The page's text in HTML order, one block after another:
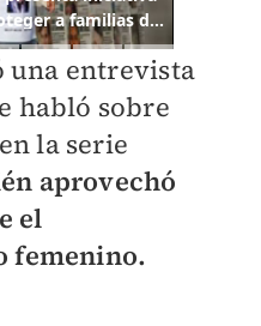
una entrevista
habló sobre
la serie
aprovechó
el
femenino.